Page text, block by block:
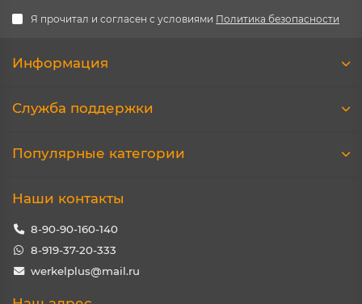
Я прочитал и согласен с условиями Политика безопасности
Информация
Служба поддержки
Популярные категории
Наши контакты
8-90-90-160-140
8-919-37-20-333
werkelplus@mail.ru